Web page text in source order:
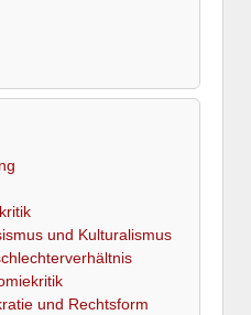
und Kulturalismus
und Rechtsform